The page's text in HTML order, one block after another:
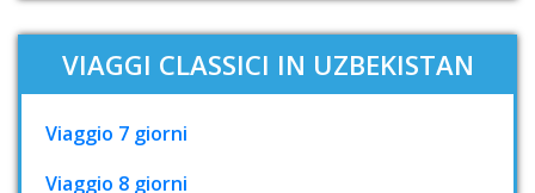
VIAGGI CLASSICI IN UZBEKISTAN
Viaggio 7 giorni
Viaggio 8 giorni